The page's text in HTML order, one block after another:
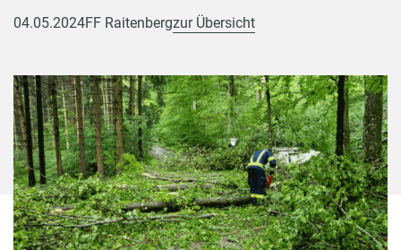
04.05.2024FF Raitenbergzur Übersicht